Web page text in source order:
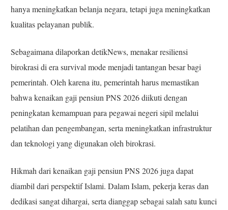
hanya meningkatkan belanja negara, tetapi juga meningkatkan
kualitas pelayanan publik.
Sebagaimana dilaporkan detikNews, menakar resiliensi
birokrasi di era survival mode menjadi tantangan besar bagi
pemerintah. Oleh karena itu, pemerintah harus memastikan
bahwa kenaikan gaji pensiun PNS 2026 diikuti dengan
peningkatan kemampuan para pegawai negeri sipil melalui
pelatihan dan pengembangan, serta meningkatkan infrastruktur
dan teknologi yang digunakan oleh birokrasi.
Hikmah dari kenaikan gaji pensiun PNS 2026 juga dapat
diambil dari perspektif Islami. Dalam Islam, pekerja keras dan
dedikasi sangat dihargai, serta dianggap sebagai salah satu kunci